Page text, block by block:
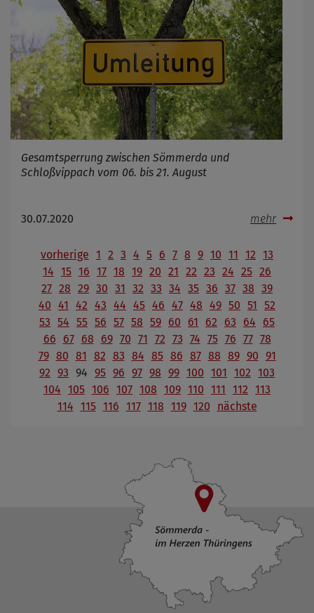
Gesamtsperrung zwischen Sömmerda und
Schloßvippach vom 06. bis 21. August
30.07.2020 mehr
vorherige 1 2 3 4 5 6 7 8 9 10 11 12 13
14 15 16 17 18 19 20 21 22 23 24 25 26
27 28 29 30 31 32 33 34 35 36 37 38 39
40 41 42 43 44 45 46 47 48 49 50 51
52
53 54 55 56 57 58 59 60 61 62 63 64
65
66
67 68 69 70 71 72 73 74 75 76 77 78
79 80 81 82 83 84 85 86 87 88 89 90 91
92 93 94 95 96 97 98 99 100 101 102 103
104 105 106 107 108 109 110 111 112 113
114 115 116 117 118 119 120 nächste